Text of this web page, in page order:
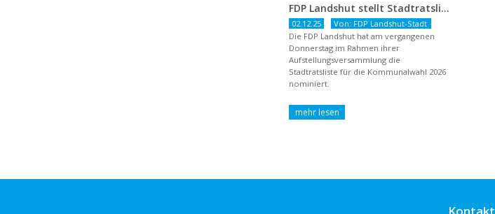
FDP Landshut stellt Stadtratsliste für 2026 auf – OB-Kandidat Jürgen Wachter betont Gestaltungsanspruch und liberale Zukunftsvision
02.12.25
Von: FDP Landshut-Stadt
Die FDP Landshut hat am vergangenen
Donnerstag im Rahmen ihrer
Aufstellungsversammlung die
Stadtratsliste für die Kommunalwahl 2026
nominiert.